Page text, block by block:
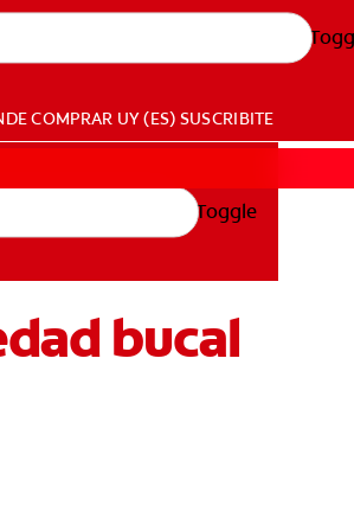
COMPRAR UY (ES) SUSCRIBITE
Toggle
bucal